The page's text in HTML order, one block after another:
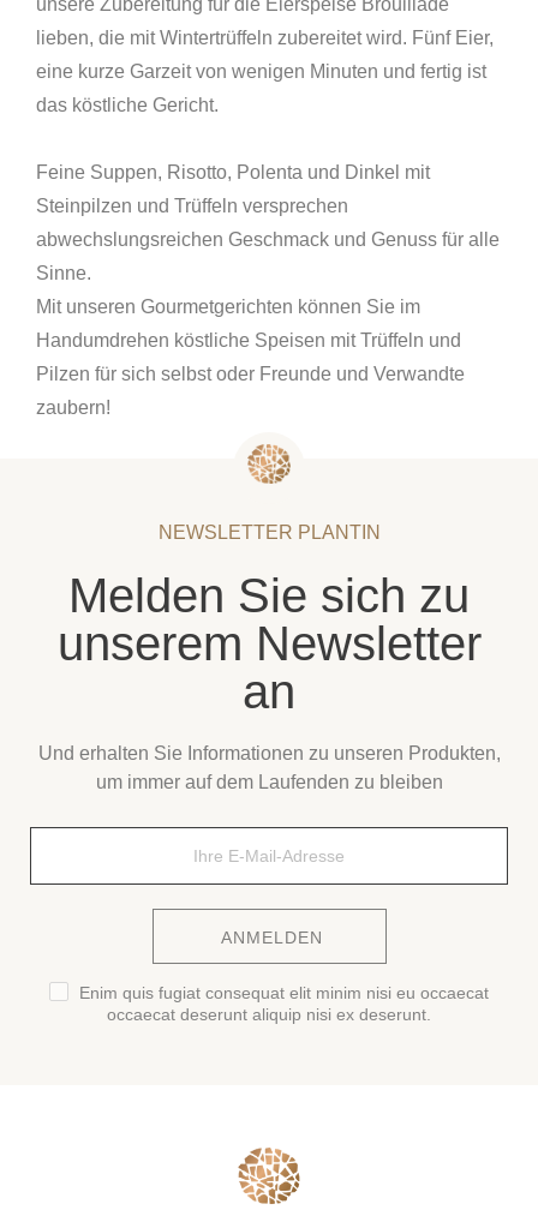
lieben, die mit Wintertrüffeln zubereitet wird. Fünf Eier,
eine kurze Garzeit von wenigen Minuten und fertig ist
das köstliche Gericht.
Steinpilzen und Trüffeln versprechen
abwechslungsreichen Geschmack und Genuss für alle
Sinne.
Mit unseren Gourmetgerichten können Sie im
Handumdrehen köstliche Speisen mit Trüffeln und
Pilzen für sich selbst oder Freunde und Verwandte
zaubern!
Melden Sie sich zu
unserem Newsletter
an
um immer auf dem Laufenden zu bleiben
ANMELDEN
Enim quis fugiat consequat elit minim nisi eu occaecat
occaecat deserunt aliquip nisi ex deserunt.